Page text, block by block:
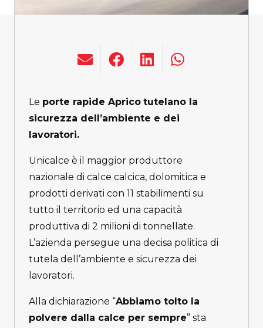
Le porte rapide Aprico tutelano la
sicurezza dell’ambiente e dei
lavoratori.
Unicalce è il maggior produttore
nazionale di calce calcica, dolomitica e
prodotti derivati con 11 stabilimenti su
tutto il territorio ed una capacità
produttiva di 2 milioni di tonnellate.
L’azienda persegue una decisa politica di
tutela dell’ambiente e sicurezza dei
lavoratori.
Alla dichiarazione “Abbiamo tolto la
polvere dalla calce per sempre” sta